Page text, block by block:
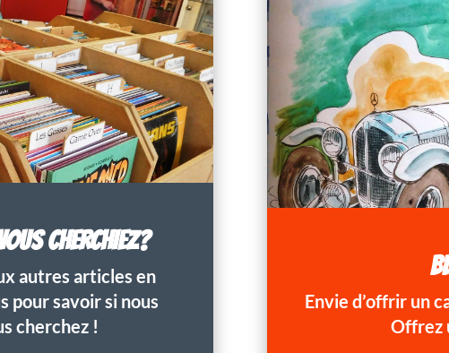
CHERCHIEZ?
autres articles en
pour savoir si nous
cherchez !
Envie d’offrir un
Offrez